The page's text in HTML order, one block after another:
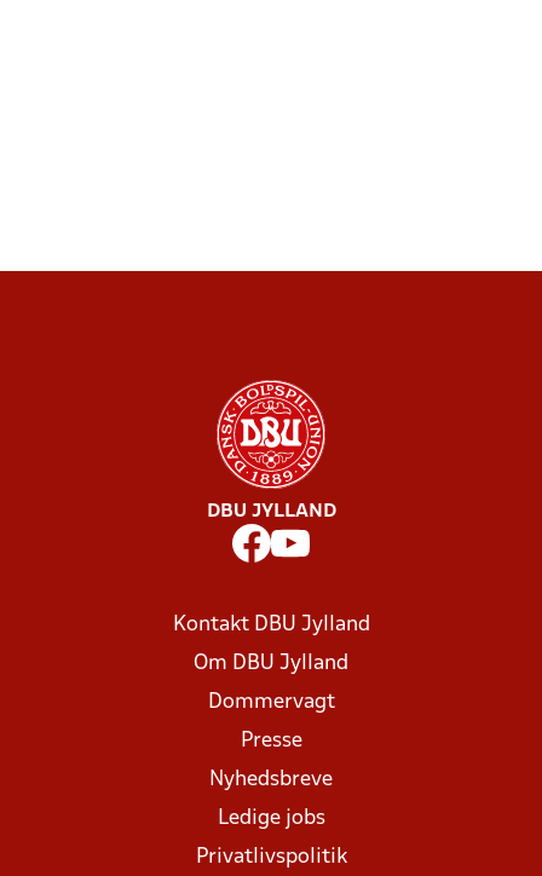
DBU JYLLAND
Kontakt DBU Jylland
Om DBU Jylland
Dommervagt
Presse
Nyhedsbreve
Ledige jobs
Privatlivspolitik